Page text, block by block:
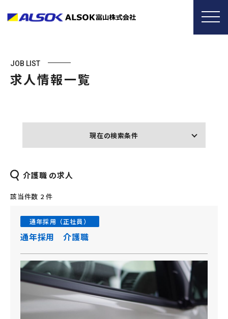
JOB LIST
求人情報一覧
現在の検索条件
介護職 の求人
該当件数 2 件
通年採用（正社員）
通年採用 介護職